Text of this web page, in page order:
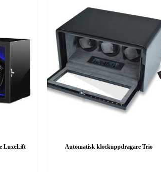
LuxeLift
Automatisk klockuppdragare Trio